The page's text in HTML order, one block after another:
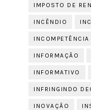
IMPOSTO DE
INCÊNDIO
INCOMPETÊNCIA
INFORMAÇÃO
INFORMATIVO
INFRINGINDO
INOVAÇÃO